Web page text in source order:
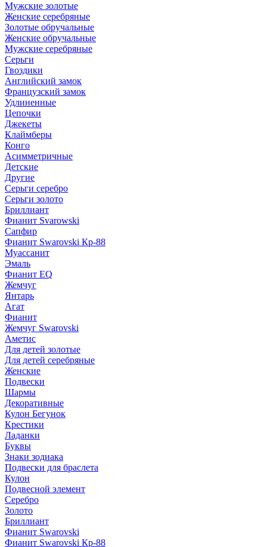
Мужские золотые
Женские серебряные
Золотые обручальные
Женские обручальные
Мужские серебряные
Серьги
Гвоздики
Английский замок
Французский замок
Удлиненные
Цепочки
Джекеты
Клаймберы
Конго
Асимметричные
Детские
Другие
Серьги серебро
Серьги золото
Бриллиант
Фианит Svarowski
Сапфир
Фианит Swarovski Кр-88
Муассанит
Эмаль
Фианит EQ
Жемчуг
Янтарь
Агат
Фианит
Жемчуг Swarovski
Аметис
Для детей золотые
Для детей серебряные
Женские
Подвески
Шармы
Декоративные
Кулон Бегунок
Крестики
Ладанки
Буквы
Знаки зодиака
Подвески для браслета
Кулон
Подвесной элемент
Серебро
Золото
Бриллиант
Фианит Swarovski
Фианит Swarovski Кр-88